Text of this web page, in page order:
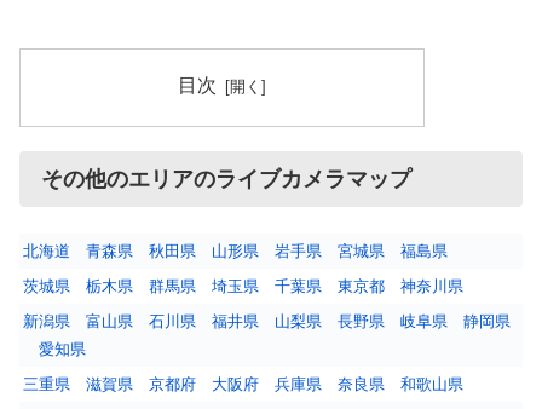
目次
その他のエリアのライブカメラマップ
北海道 青森県 秋田県 山形県 岩手県 宮城県
福島県
茨城県
栃木県 群馬県 埼玉県 千葉県 東京都
神奈川県
新潟県
富山県 石川県 福井県 山梨県 長野県 岐阜県
静岡県
愛知県
三重県
滋賀県 京都府 大阪府 兵庫県 奈良県
和歌山県